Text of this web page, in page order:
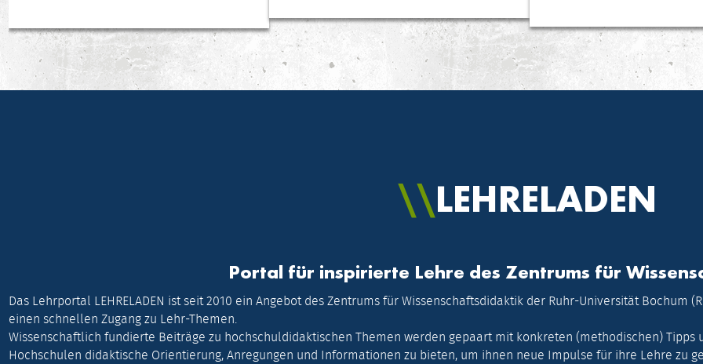
LEHRELADEN
Portal für inspirierte Lehre des Zentrums für
Das Lehrportal LEHRELADEN ist seit 2010 ein Angebot des Zentrums für Wissenschaftsdidaktik der Ruhr-Universität
einen schnellen Zugang zu Lehr-Themen.
Wissenschaftlich fundierte Beiträge zu hochschuldidaktischen Themen werden gepaart mit konkreten (methodischen) Tipps
Hochschulen didaktische Orientierung, Anregungen und Informationen zu bieten, um ihnen neue Impulse für ihre Lehre zu